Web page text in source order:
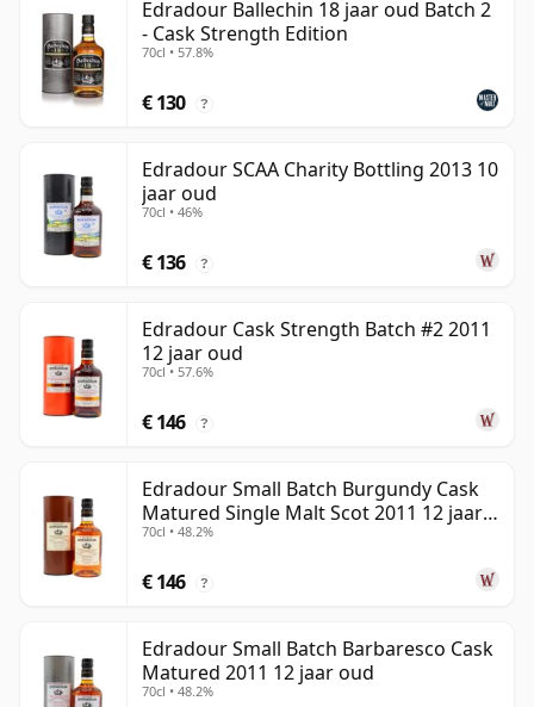
Edradour Ballechin 18 jaar oud Batch 2
- Cask Strength Edition
70cl • 57.8%
€ 130 ?
Edradour SCAA Charity Bottling 2013 10
jaar oud
70cl • 46%
€ 136 ?
Edradour Cask Strength Batch #2 2011
12 jaar oud
70cl • 57.6%
€ 146 ?
Edradour Small Batch Burgundy Cask
Matured Single Malt Scot 2011 12 jaar
oud
70cl • 48.2%
€ 146 ?
Edradour Small Batch Barbaresco Cask
Matured 2011 12 jaar oud
70cl • 48.2%